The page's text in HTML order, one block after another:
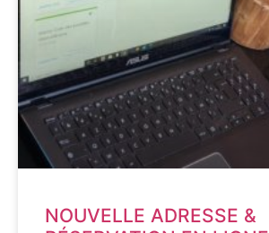
NOUVELLE ADRESSE &